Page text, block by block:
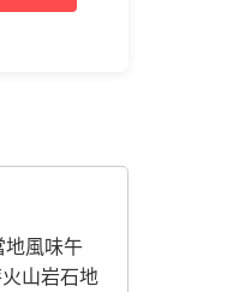
風味午
山岩石地